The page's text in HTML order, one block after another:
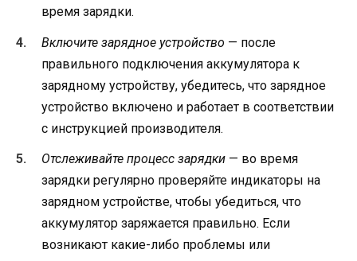
время зарядки.
Включите зарядное устройство — после
правильного подключения аккумулятора к
зарядному устройству, убедитесь, что зарядное
устройство включено и работает в соответствии
с инструкцией производителя.
Отслеживайте процесс зарядки — во время
зарядки регулярно проверяйте индикаторы на
зарядном устройстве, чтобы убедиться, что
аккумулятор заряжается правильно. Если
возникают какие-либо проблемы или